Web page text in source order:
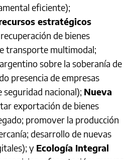
eficiente);
estratégicos
de bienes
transporte multimodal;
sobre la soberanía de
presencia de empresas
seguridad nacional); Nueva
exportación de bienes
promover la producción
desarrollo de nuevas
y Ecología Integral